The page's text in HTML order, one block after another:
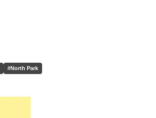
#North Park